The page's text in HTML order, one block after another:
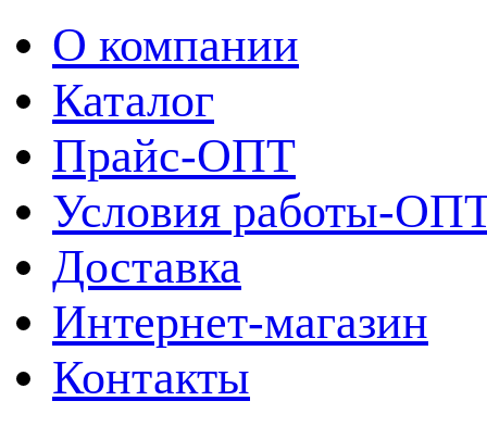
О компании
Каталог
Прайс-ОПТ
Условия работы-
Доставка
Интернет-магазин
Контакты